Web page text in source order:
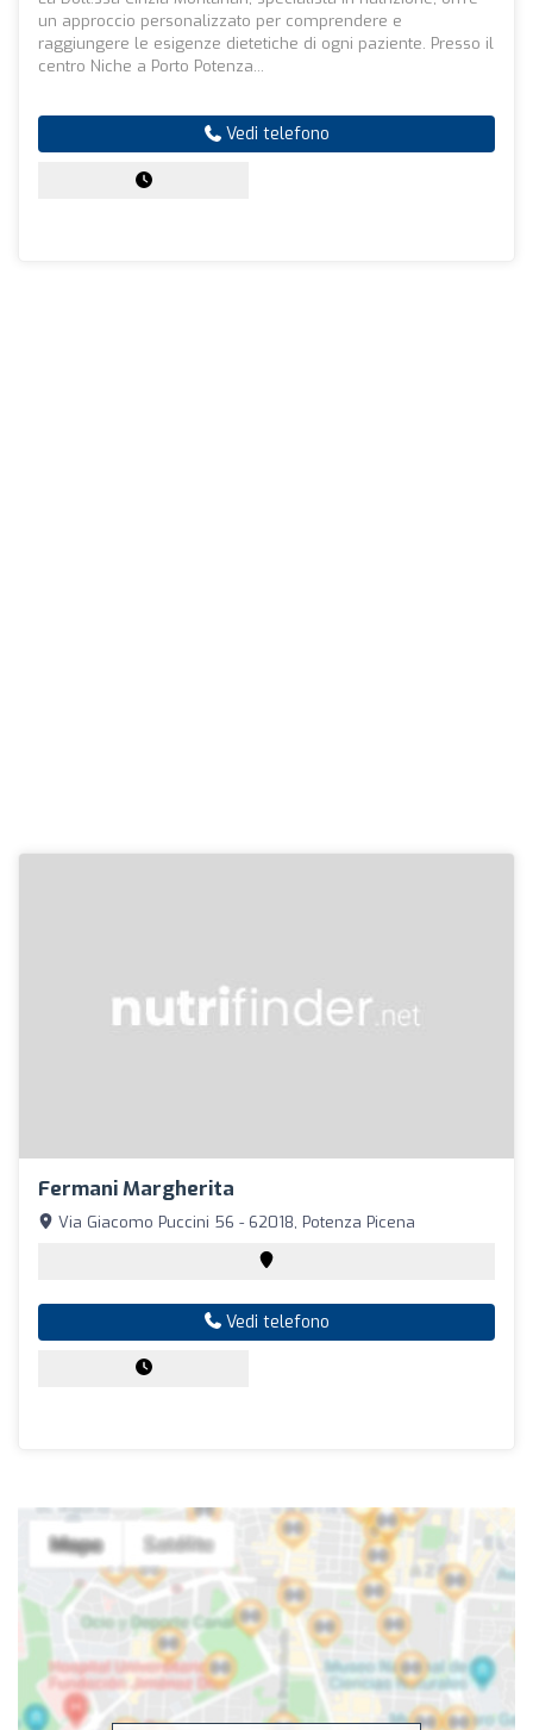
un approccio personalizzato per comprendere e
raggiungere le esigenze dietetiche di ogni paziente. Presso il
centro Niche a Porto Potenza...
Vedi telefono
Fermani Margherita
Via Giacomo Puccini 56 - 62018, Potenza Picena
Vedi telefono